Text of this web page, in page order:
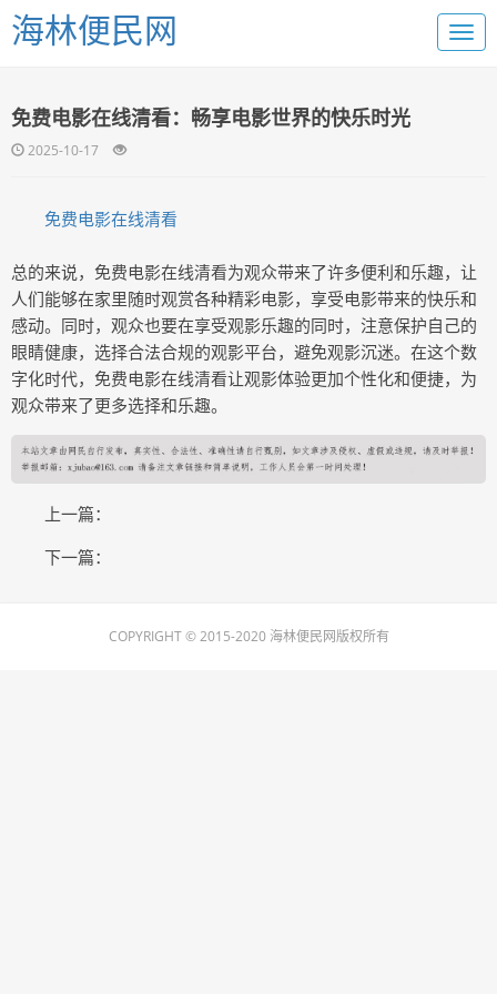
海林便民网
免费电影在线清看：畅享电影世界的快乐时光
2025-10-17
免费电影在线清看
总的来说，免费电影在线清看为观众带来了许多便利和乐趣，让
人们能够在家里随时观赏各种精彩电影，享受电影带来的快乐和
感动。同时，观众也要在享受观影乐趣的同时，注意保护自己的
眼睛健康，选择合法合规的观影平台，避免观影沉迷。在这个数
字化时代，免费电影在线清看让观影体验更加个性化和便捷，为
观众带来了更多选择和乐趣。
上一篇：
下一篇：
COPYRIGHT © 2015-2020 海林便民网版权所有